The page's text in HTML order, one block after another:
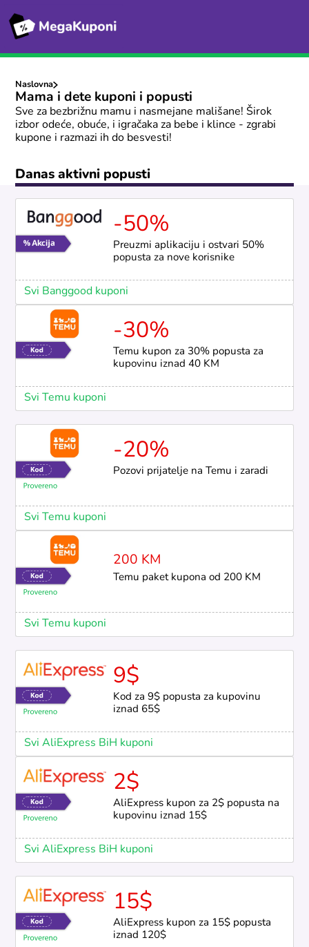
Naslovna
Mama i dete kuponi i popusti
Sve za bezbrižnu mamu i nasmejane mališane! Širok
izbor odeće, obuće, i igračaka za bebe i klince - zgrabi
kupone i razmazi ih do besvesti!
Danas aktivni popusti
-50%
Preuzmi aplikaciju i ostvari 50%
popusta za nove korisnike
Svi Banggood kuponi
-30%
Temu kupon za 30% popusta za
kupovinu iznad 40 KM
Svi Temu kuponi
-20%
Pozovi prijatelje na Temu i zaradi
Svi Temu kuponi
200 KM
Temu paket kupona od 200 KM
Svi Temu kuponi
9$
Kod za 9$ popusta za kupovinu
iznad 65$
Svi AliExpress BiH kuponi
2$
AliExpress kupon za 2$ popusta na
kupovinu iznad 15$
Svi AliExpress BiH kuponi
15$
AliExpress kupon za 15$ popusta
iznad 120$